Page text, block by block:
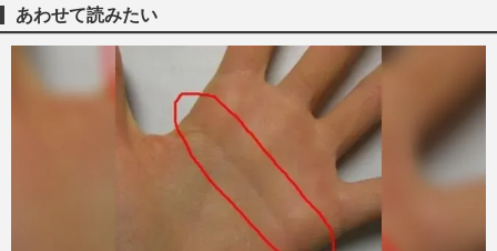
あわせて読みたい